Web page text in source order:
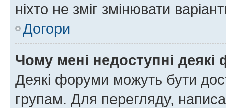
ніхто не зміг змінювати
Догори
Чому мені недоступні
Деякі форуми можуть бути
групам. Для перегляду,